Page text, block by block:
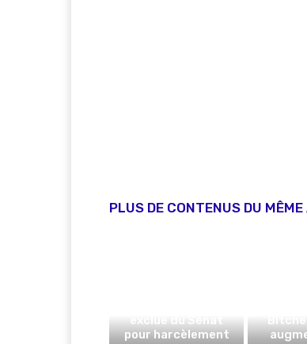
PLUS DE CONTENUS DU
exclue du Sénat
pour harcèlement